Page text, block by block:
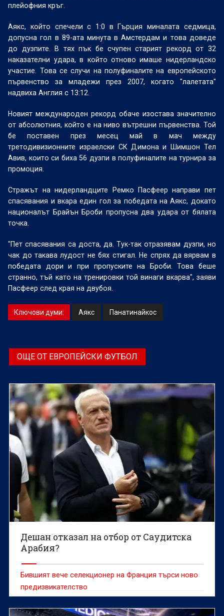
плейофния кръг.
Аякс, който спечели с 1:0 в Гърция миналата седмица,
допусна гол в 89-ата минута в Амстердам и това доведе
до дузпите. В тях пък бе счупен старият рекорд от 32
наказателни удара, в който отново имаше нидерландско
участие. Това се случи на полуфиналите на европейското
първенство за младежи през 2007, когато "лалетата"
надвиха Англия с 13:12.
Новият международен рекорд обаче изостава значително
от абсолютния, който е на ниво вътрешни първенства. Той
бе поставен през месец май в мач между
третодивизионните израелски СК Димона и Шимшон Тел
Авив, които си биха 56 дузпи в полуфиналите на турнира за
промоция.
Стражът на нидерландците Ремко Пасфеер направи пет
спасявания и вкара един гол за победата на Аякс, докато
националът Брайън Броби пропусна два удара от бялата
точка.
"Пет спасявания са доста, да. Тук-так отразявам дузпи, но
чак до такава лудост не бях стигал. Не спрях да вярвам в
победата дори и при пропуските на Броби. Това беше
странно, тъй като на тренировки той винаги вкарва", заяви
Пасфеер след края на двубоя.
Ключови думи: Аякс Панатинайкос
ОЩЕ ОТ ЕВРОПЕЙСКИ ФУТБОЛ
Дешан отказал на отбор от Саудитска
Арабия?
Бившият вече селекционер на Франция търси ново
предизвикателство